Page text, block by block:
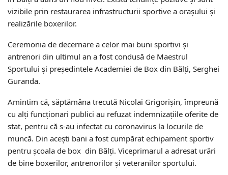
vizibile prin restaurarea infrastructurii sportive a orașului și
realizările boxerilor.
Ceremonia de decernare a celor mai buni sportivi și
antrenori din ultimul an a fost condusă de Maestrul
Sportului și președintele Academiei de Box din Bălți, Serghei
Guranda.
Amintim că, săptămâna trecută Nicolai Grigorișin, împreună
cu alți funcționari publici au refuzat indemnizațiile oferite de
stat, pentru că s-au infectat cu coronavirus la locurile de
muncă. Din acești bani a fost cumpărat echipament sportiv
pentru școala de box din Bălți. Viceprimarul a adresat urări
de bine boxerilor, antrenorilor și veteranilor sportului.